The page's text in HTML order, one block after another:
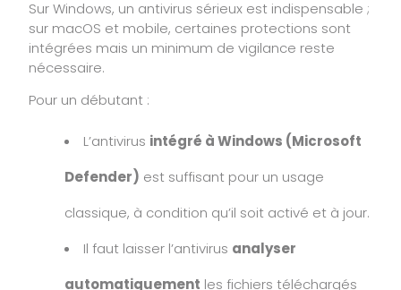
Sur Windows, un antivirus sérieux est indispensable ;
sur macOS et mobile, certaines protections sont
intégrées mais un minimum de vigilance reste
nécessaire.
Pour un débutant :
L’antivirus intégré à Windows (Microsoft
Defender) est suffisant pour un usage
classique, à condition qu’il soit activé et à jour.
Il faut laisser l’antivirus analyser
automatiquement les fichiers téléchargés